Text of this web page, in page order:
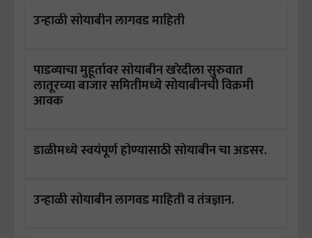
उन्हाळी सोयाबीन लागवड माहिती
पाडव्याचा मुहूर्तावर सोयाबीन खरेदीला सुरुवात
लातूरच्या बाजार समितीमध्ये सोयाबीनची विक्रमी
आवक
डाळीमध्ये स्वयंपूर्ण होण्यासाठी सोयाबीन चा अडसर.
उन्हाळी सोयाबीन लागवड माहिती व तंत्रज्ञान.